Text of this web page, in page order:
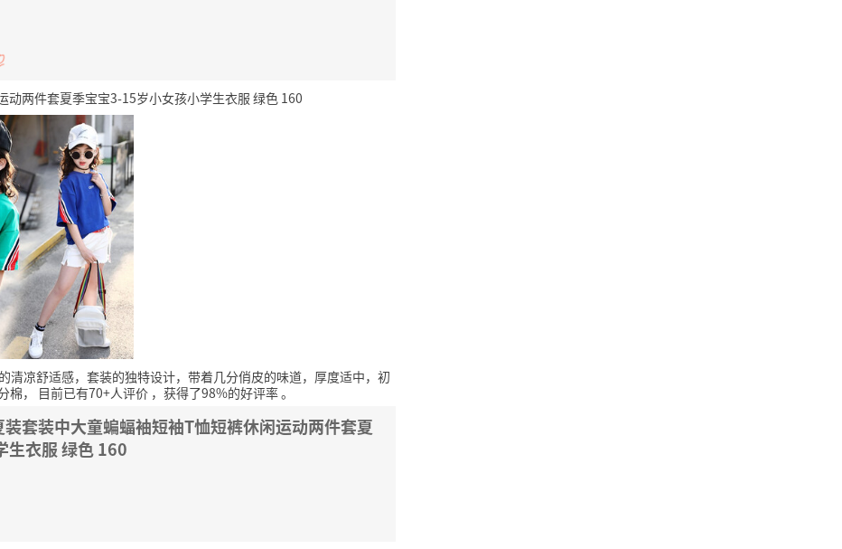
两件套夏季宝宝3-15岁小女孩小学生衣服 绿色 160
凉舒适感，套装的独特设计，带着几分俏皮的味道，厚度适中，初
棉， 目前已有70+人评价 ，获得了98%的好评率。
套装中大童蝙蝠袖短袖T恤短裤休闲运动两件套夏
生衣服 绿色 160